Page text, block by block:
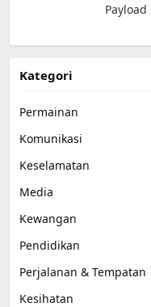
Payload
Kategori
Permainan
Komunikasi
Keselamatan
Media
Kewangan
Pendidikan
Perjalanan & Tempatan
Kesihatan